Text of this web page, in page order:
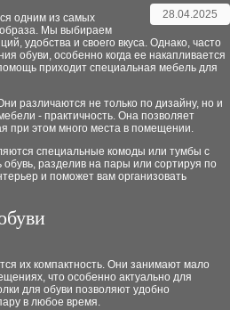
28.04.2025
одним из самых
Мы выбираем
удобства и своего вкуса. Однако, часто
обуви, особенно когда ее накапливается
приходит специальная мебель для
различаются не только по дизайну, но и
- практичность. Она позволяет
при этом много места в помещении.
специальные комоды или тумбы с
разделив на пары или сортируя по
и поможет вам организовать
их компактность. Они занимают мало
что особенно актуально для
для обуви позволяют удобно
в любое время.